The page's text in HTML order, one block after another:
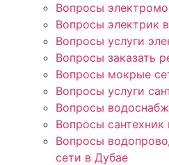
Вопросы
Вопросы электрик
Вопросы услуги
Вопросы заказать
Вопросы мокрые
Вопросы услуги
Вопросы
Вопросы сантехник
Вопросы
сети в Дубае